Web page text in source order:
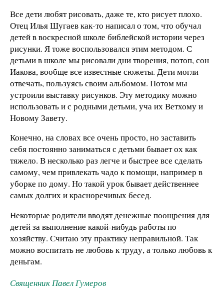
Все дети любят рисовать, даже те, кто рисует плохо.
Отец Илья Шугаев как-то написал о том, что обучал
детей в воскресной школе библейской истории через
рисунки. Я тоже воспользовался этим методом. С
детьми в школе мы рисовали дни творения, потоп, сон
Иакова, вообще все известные сюжеты. Дети могли
отвечать, пользуясь своим альбомом. Потом мы
устроили выставку рисунков. Эту методику можно
использовать и с родными детьми, уча их Ветхому и
Новому Завету.
Конечно, на словах все очень просто, но заставить
себя постоянно заниматься с детьми бывает ох как
тяжело. В несколько раз легче и быстрее все сделать
самому, чем привлекать чадо к помощи, например в
уборке по дому. Но такой урок бывает действеннее
самых долгих и красноречивых бесед.
Некоторые родители вводят денежные поощрения для
детей за выполнение какой-нибудь работы по
хозяйству. Считаю эту практику неправильной. Так
можно воспитать не любовь к труду, а только любовь к
деньгам.
Священник Павел Гумеров